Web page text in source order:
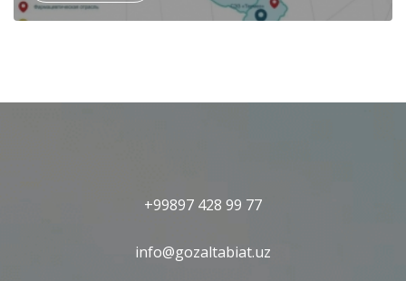
+99897 428 99 77
info@gozaltabiat.uz